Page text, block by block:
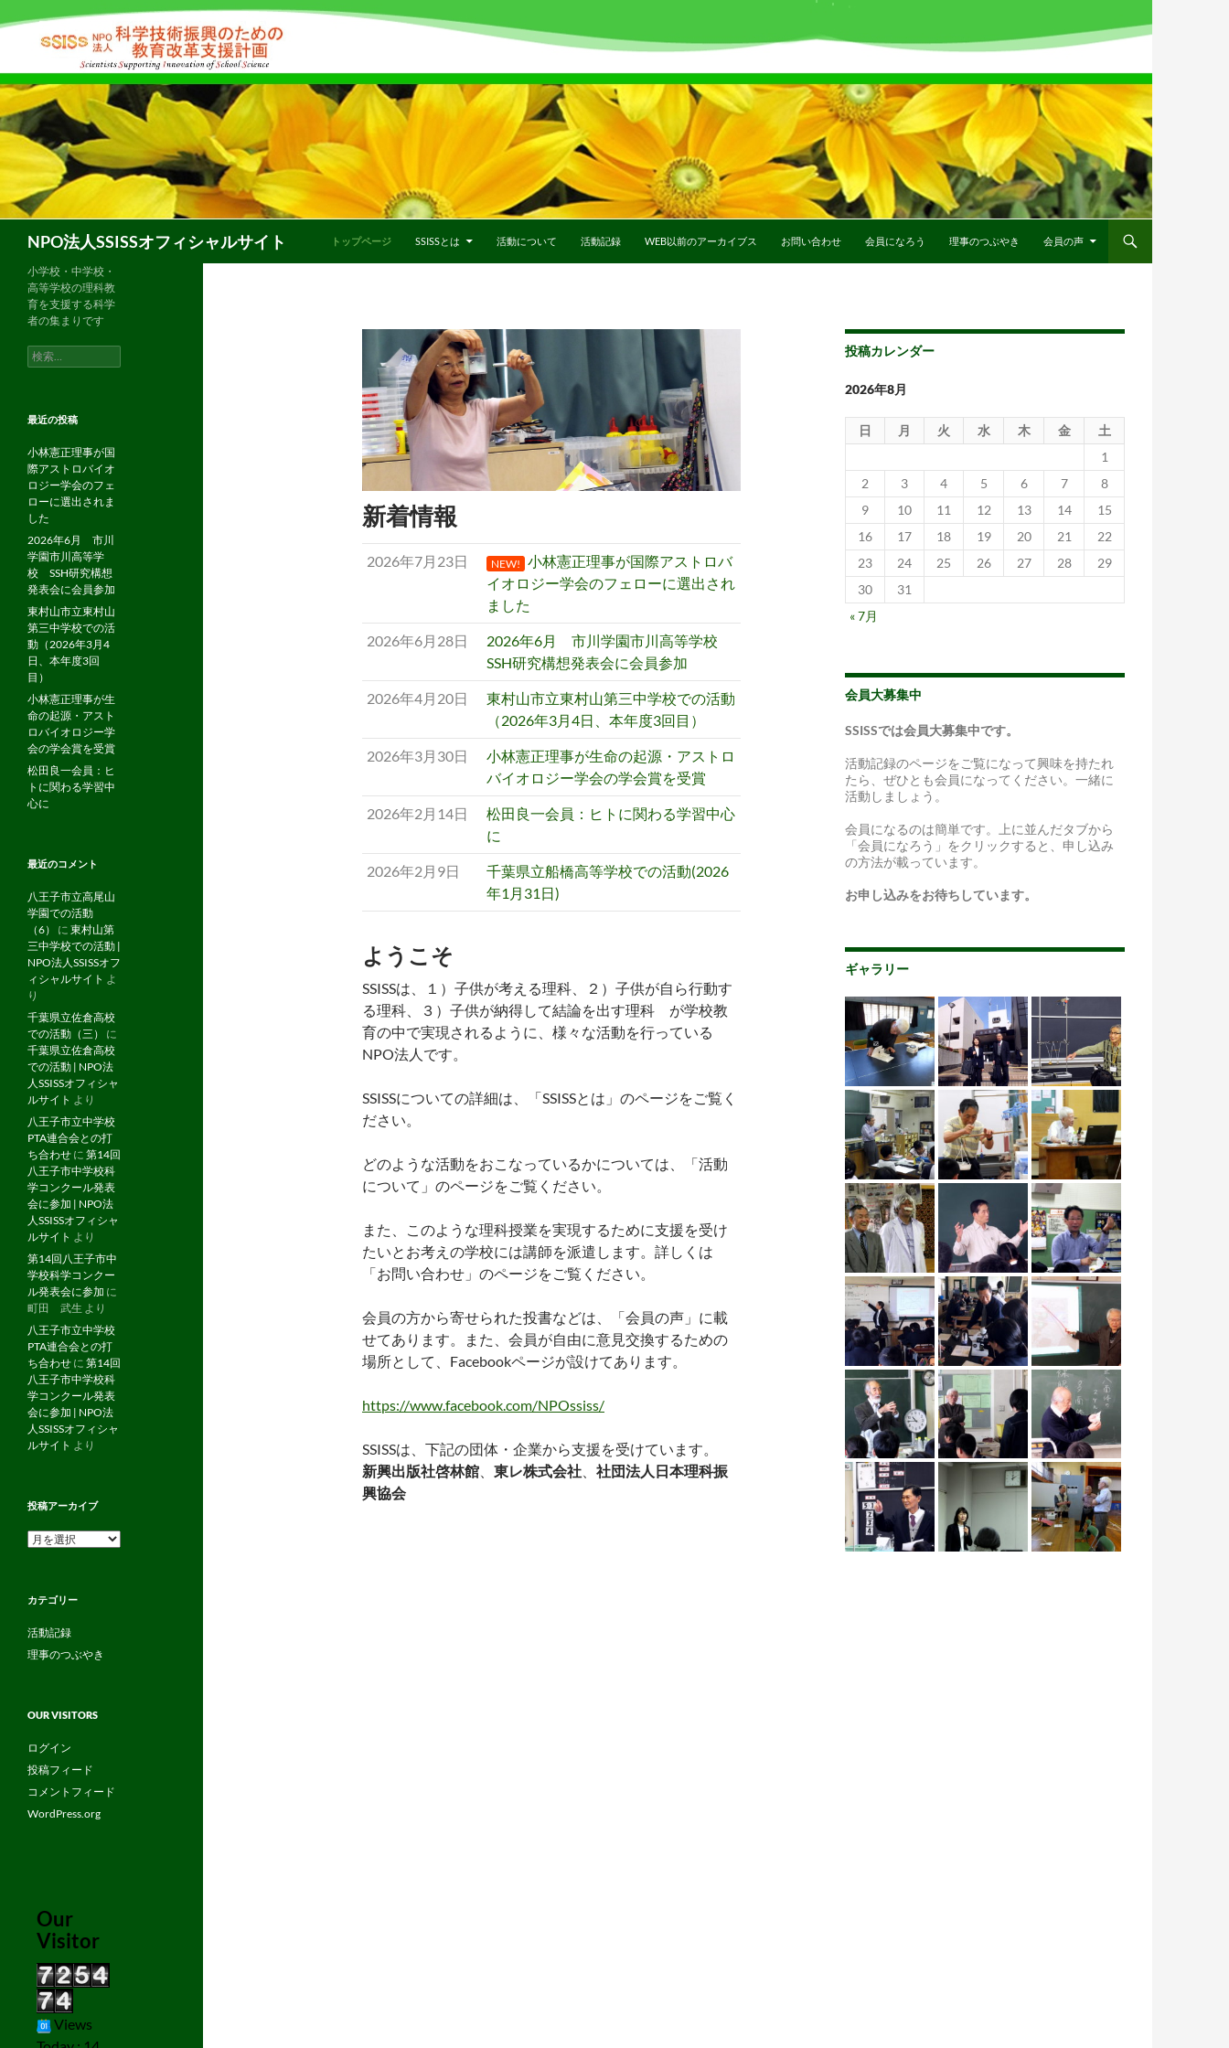
ン
ン
ツ
へ
キ
プ
NPO法人SSISSオフィシャルサイト トップページ SSISSとは 活動について 活動記録 WEB以前のアーカイブス お問い合わせ 会員になろう 理事のつぶやき 会員の声
トップページ
新着情報
2026年7月23日 NEW! 小林憲正理事が国際アストロバ
イオロジー学会のフェローに選出され
ました
2026年6月28日
2026年6月 市川学園市川高等学校
SSH研究構想発表会に会員参加
2026年4月20日
東村山市立東村山第三中学校での活動
（2026年3月4日、本年度3回目）
2026年3月30日
小林憲正理事が生命の起源・アストロ
バイオロジー学会の学会賞を受賞
2026年2月14日
松田良一会員：ヒトに関わる学習中心
に
2026年2月9日
千葉県立船橋高等学校での活動(2026
年1月31日)
ようこそ
SSISSは、１）子供が考える理科、２）子供が自ら行動す
る理科、３）子供が納得して結論を出す理科 が学校教
育の中で実現されるように、様々な活動を行っている
NPO法人です。
SSISSについての詳細は、「SSISSとは」のページをご覧く
ださい。
どのような活動をおこなっているかについては、「活動
について」のページをご覧ください。
また、このような理科授業を実現するために支援を受け
たいとお考えの学校には講師を派遣します。詳しくは
「お問い合わせ」のページをご覧ください。
会員の方から寄せられた投書などは、「会員の声」に載
せてあります。また、会員が自由に意見交換するための
場所として、Facebookページが設けてあります。
https://www.facebook.com/NPOssiss/
SSISSは、下記の団体・企業から支援を受けています。
新興出版社啓林館
東レ株式会社
社団法人日本理科振
興協会
投稿カレンダー
2026年8月
日 月 火 水 木 金
土
1
2
3 4 5 6 7
8
9
10 11 12 13 14
15
16
17 18 19 20 21
22
23
24 25 26 27 28
29
30
31
« 7月
会員大募集中
SSISSでは会員大募集中です。
活動記録のページをご覧になって興味を持たれ
たら、ぜひとも会員になってください。一緒に
活動しましょう。
会員になるのは簡単です。上に並んだタブから
「会員になろう」をクリックすると、申し込み
の方法が載っています。
お申し込みをお待ちしています。
ギャラリー
小学校・中学校・
高等学校の理科教
育を支援する科学
者の集まりです
検
索:
最近の投稿
小林憲正理事が国
際アストロバイオ
ロジー学会のフェ
ローに選出されま
した
2026年6月 市川
学園市川高等学
校 SSH研究構想
発表会に会員参加
東村山市立東村山
第三中学校での活
動（2026年3月4
日、本年度3回
目）
小林憲正理事が生
命の起源・アスト
ロバイオロジー学
会の学会賞を受賞
松田良一会員：ヒ
トに関わる学習中
心に
最近のコメント
八王子市立高尾山
学園での活動
（6）
に 東村山第
三中学校での活動 |
NPO法人SSISSオフ
ィシャルサイト よ
り
千葉県立佐倉高校
での活動（三）
に
千葉県立佐倉高校
での活動 | NPO法
人SSISSオフィシャ
ルサイト より
八王子市立中学校
PTA連合会との打
ち合わせ に 第14回
八王子市中学校科
学コンクール発表
会に参加 | NPO法
人SSISSオフィシャ
ルサイト より
第14回八王子市中
学校科学コンクー
ル発表会に参加 に
町田 武生 より
八王子市立中学校
PTA連合会との打
ち合わせ に 第14回
八王子市中学校科
学コンクール発表
会に参加 | NPO法
人SSISSオフィシャ
ルサイト より
投稿アーカイブ
投
カ
ブ
カテゴリー
活動記録
理事のつぶやき
OUR VISITORS
ログイン
投稿フィード
コメントフィード
WordPress.org
Our
Visitor
Views